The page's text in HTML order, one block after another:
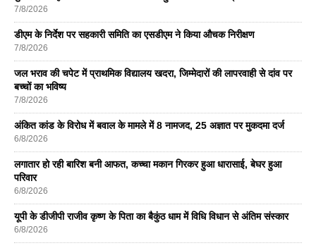
7/8/2026
डीएम के निर्देश पर सहकारी समिति का एसडीएम ने किया औचक निरीक्षण
7/8/2026
जल भराव की चपेट में प्राथमिक विद्यालय खदरा, जिम्मेदारों की लापरवाही से दांव पर
बच्चों का भविष्य
7/8/2026
अंकित कांड के विरोध में बवाल के मामले में 8 नामजद, 25 अज्ञात पर मुकदमा दर्ज
6/8/2026
लगातार हो रही बारिश बनी आफत, कच्चा मकान गिरकर हुआ धारासाई, बेघर हुआ
परिवार
6/8/2026
यूपी के डीजीपी राजीव कृष्ण के पिता का बैकुंठ धाम में विधि विधान से अंतिम संस्कार
6/8/2026